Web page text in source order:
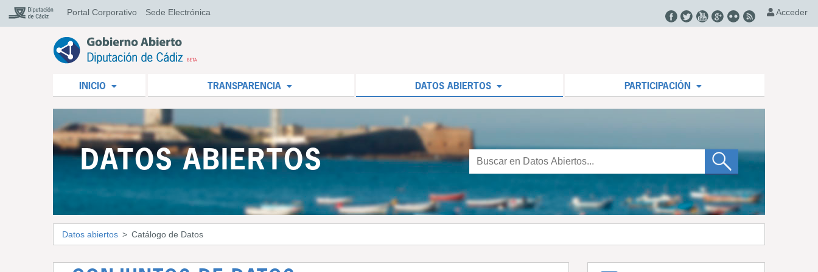
Portal Corporativo Sede Electrónica Acceder
INICIO TRANSPARENCIA DATOS ABIERTOS PARTICIPACIÓN
DATOS ABIERTOS
Datos abiertos Catálogo de Datos